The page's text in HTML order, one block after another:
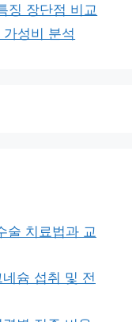
징 장단점 비교
성비 분석
술 치료법과 교
슘 섭취 및 전